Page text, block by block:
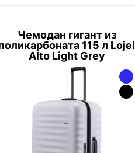
Чемодан гигант из
115 л Lojel
Alto Light Grey